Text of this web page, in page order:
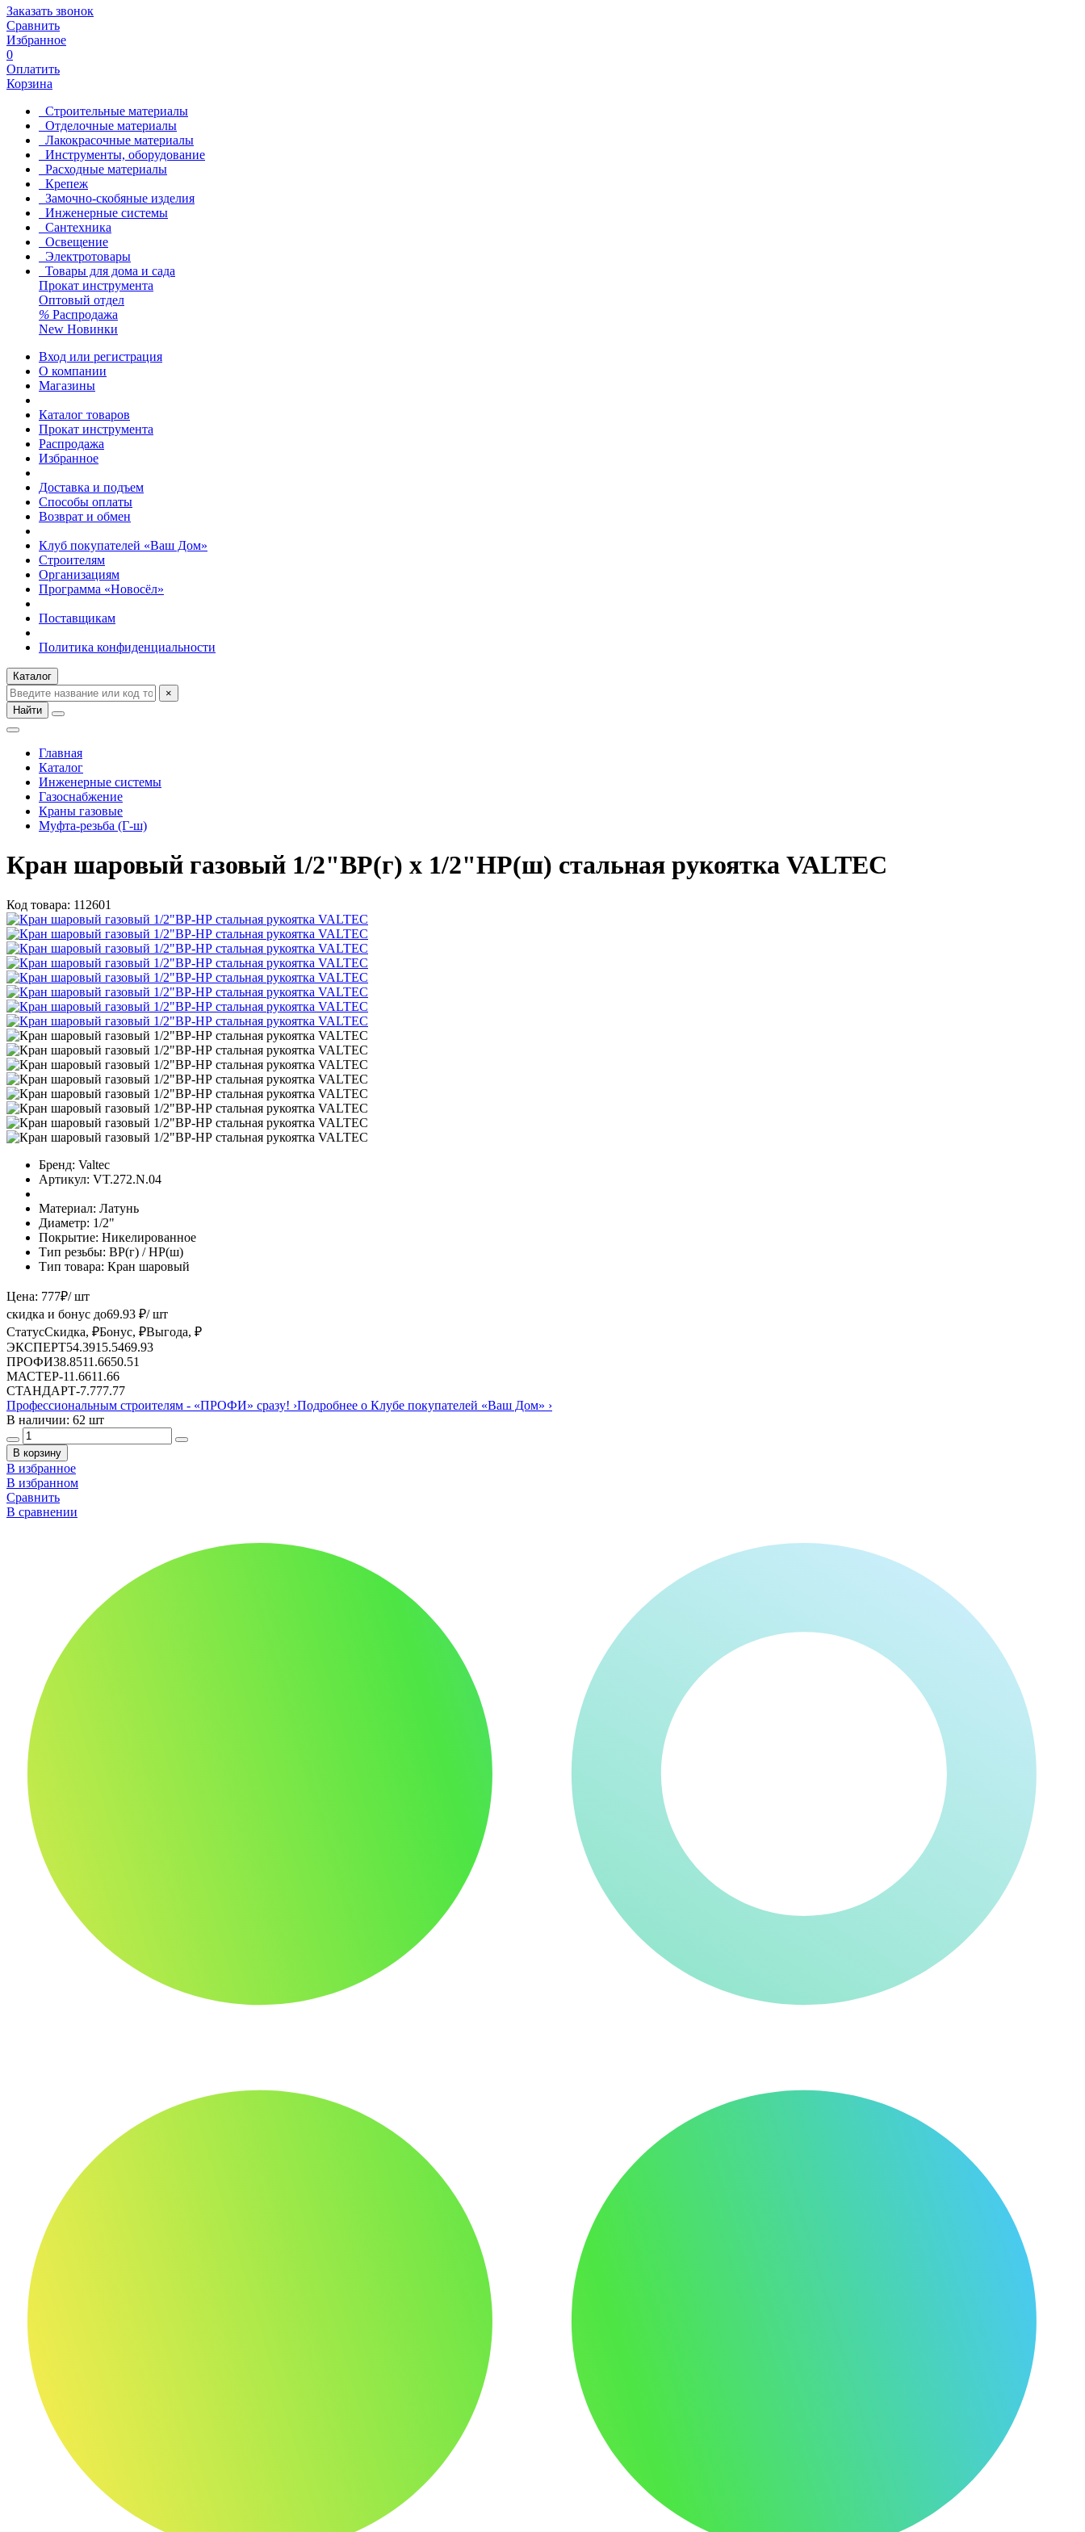
Заказать звонок
Сравнить
Избранное
0
Оплатить
Корзина
Строительные материалы
Отделочные материалы
Лакокрасочные материалы
Инструменты, оборудование
Расходные материалы
Крепеж
Замочно-скобяные изделия
Инженерные системы
Сантехника
Освещение
Электротовары
Товары для дома и сада
Прокат инструмента
Оптовый отдел
% Распродажа
New Новинки
Вход или регистрация
О компании
Магазины
Каталог товаров
Прокат инструмента
Распродажа
Избранное
Доставка и подъем
Способы оплаты
Возврат и обмен
Клуб покупателей «Ваш Дом»
Строителям
Организациям
Программа «Новосёл»
Поставщикам
Политика конфиденциальности
Каталог
×
Найти
Главная
Каталог
Инженерные системы
Газоснабжение
Краны газовые
Муфта-резьба (Г-ш)
Кран шаровый газовый 1/2"ВР(г) х 1/2"НР(ш) стальная рукоятка VALTEC
Код товара: 112601
Бренд: Valtec
Артикул: VT.272.N.04
Материал: Латунь
Диаметр: 1/2"
Покрытие: Никелированное
Тип резьбы: ВР(г) / НР(ш)
Тип товара: Кран шаровый
Цена: 777₽/ шт
скидка и бонус до69.93 ₽/ шт
СтатусСкидка, ₽Бонус, ₽Выгода, ₽
ЭКСПЕРТ54.3915.5469.93
ПРОФИ38.8511.6650.51
МАСТЕР-11.6611.66
СТАНДАРТ-7.777.77
Профессиональным строителям - «ПРОФИ» сразу! ›Подробнее о Клубе покупателей «Ваш Дом» ›
В наличии: 62 шт
В корзину
В избранное
В избранном
Сравнить
В сравнении